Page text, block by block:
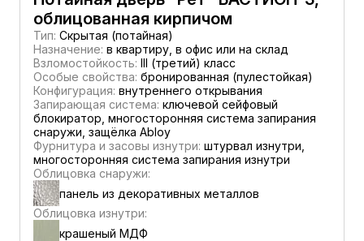
облицованная кирпичом
Тип: Скрытая (потайная)
Назначение: в квартиру, в офис или на склад
Взломостойкость: III (третий) класс
Особые свойства: бронированная (пулестойкая)
Конфигурация: внутреннего открывания
Запирающая система: ключевой сейфовый
блокиратор, многосторонняя система запирания
снаружи, защёлка Abloy
Фурнитура и засовы изнутри: штурвал изнутри,
многосторонняя система запирания изнутри
Облицовка снаружи:
панель из декоративных металлов
Облицовка изнутри:
крашеный МДФ